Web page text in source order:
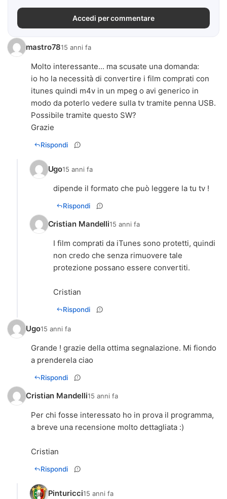
Accedi per commentare
mastro7815 anni fa
Molto interessante... ma scusate una domanda:
io ho la necessità di convertire i film comprati con
itunes quindi m4v in un mpeg o avi generico in
modo da poterlo vedere sulla tv tramite penna USB.
Possibile tramite questo SW?
Grazie
Rispondi
Ugo15 anni fa
dipende il formato che può leggere la tu tv !
Rispondi
Cristian Mandelli15 anni fa
I film comprati da iTunes sono protetti, quindi
non credo che senza rimuovere tale
protezione possano essere convertiti.
Cristian
Rispondi
Ugo15 anni fa
Grande ! grazie della ottima segnalazione. Mi fiondo
a prenderela ciao
Rispondi
Cristian Mandelli15 anni fa
Per chi fosse interessato ho in prova il programma,
a breve una recensione molto dettagliata :)
Cristian
Rispondi
Pinturicci15 anni fa